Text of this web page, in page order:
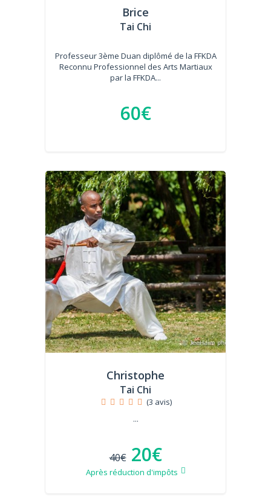
Brice
Tai Chi
Professeur 3ème Duan diplômé de la FFKDA
Reconnu Professionnel des Arts Martiaux
par la FFKDA...
60€
Christophe
Tai Chi
(3 avis)
...
40€ 20€
Après réduction d'impôts